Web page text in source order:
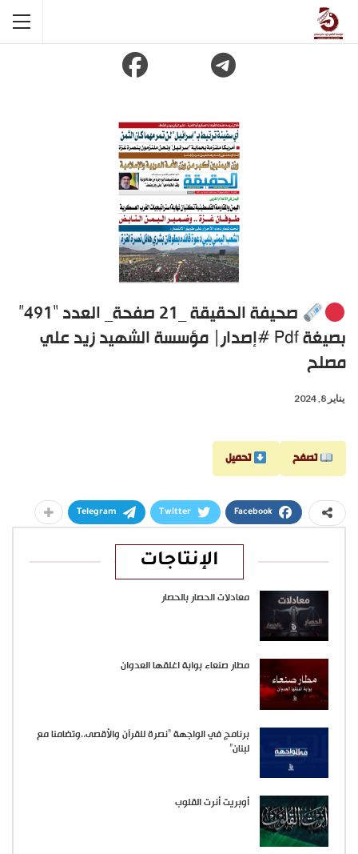
صحيفة الحقيقة _21 صفحة_ العدد “491”
بصيغة Pdf #إصدار| مؤسسة الشهيد زيد علي
مصلح
يناير 8, 2024
تصفح تحميل
Facebook
Twitter
Telegram
الإنتاجات
معادلات الحصار بالحصار
مطار صنعاء بوابة اغلقها العدوان
برنامج في الواجهة “نصرة للقرآن والأقصى..وتضامنا مع
لبنان”
أوبريت أنرت القلوب